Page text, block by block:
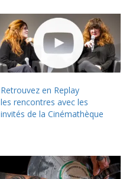
Retrouvez en Replay
les rencontres avec les
invités de la Cinémathèque